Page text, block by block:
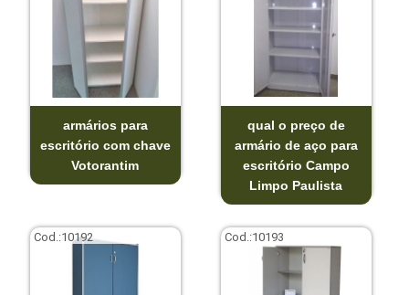
armários para
escritório com chave
Votorantim
qual o preço de
armário de aço para
escritório Campo
Limpo Paulista
Cod.:10192 Cod.:10193